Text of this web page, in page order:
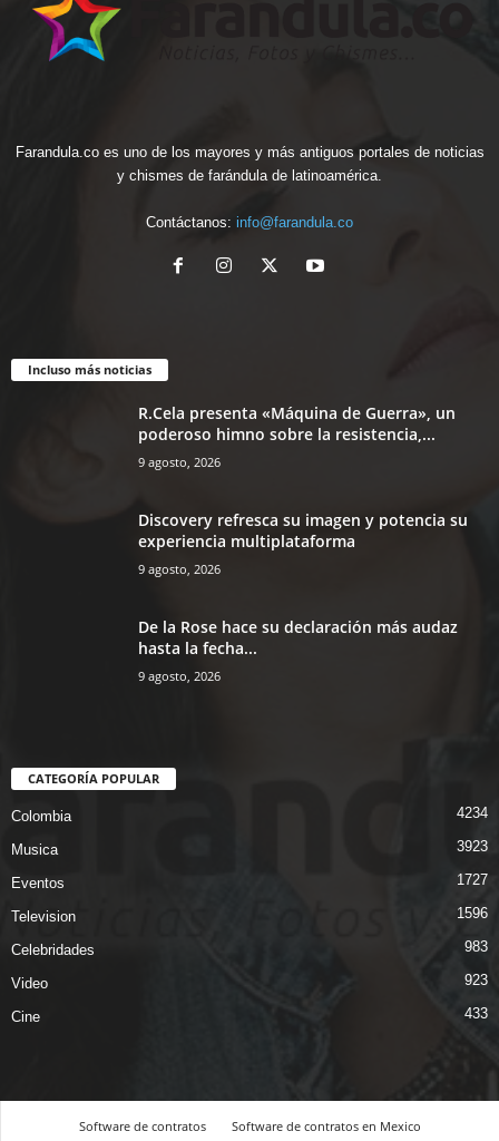
Farandula.co es uno de los mayores y más antiguos portales de noticias
y chismes de farándula de latinoamérica.
Contáctanos: info@farandula.co
Incluso más noticias
R.Cela presenta «Máquina de Guerra», un
poderoso himno sobre la resistencia,...
9 agosto, 2026
Discovery refresca su imagen y potencia su
experiencia multiplataforma
9 agosto, 2026
De la Rose hace su declaración más audaz
hasta la fecha...
9 agosto, 2026
CATEGORÍA POPULAR
Colombia 4234
Musica 3923
Eventos 1727
Television 1596
Celebridades 983
Video 923
Cine 433
Software de contratos Software de contratos en Mexico